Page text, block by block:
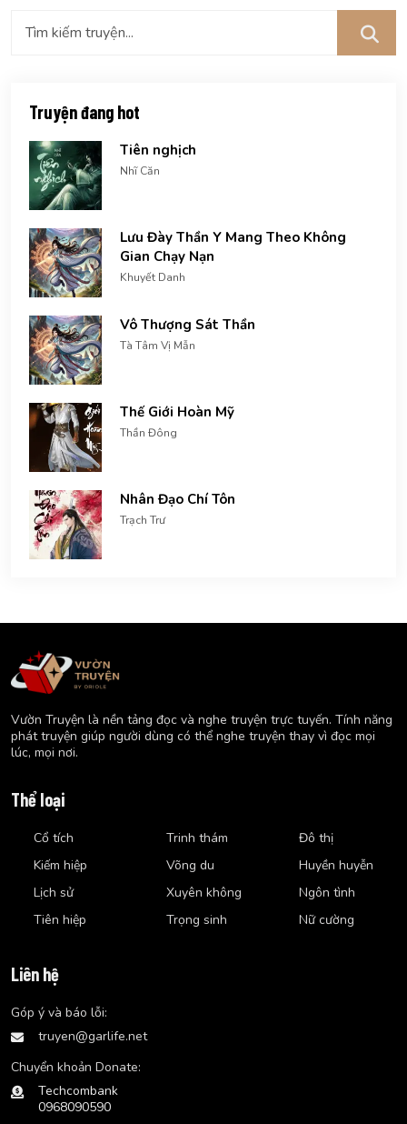
Truyện đang hot
Tiên nghịch
Nhĩ Căn
Lưu Đày Thần Y Mang Theo Không
Gian Chạy Nạn
Khuyết Danh
Vô Thượng Sát Thần
Tà Tâm Vị Mẫn
Thế Giới Hoàn Mỹ
Thần Đông
Nhân Đạo Chí Tôn
Trạch Trư
Vườn Truyện là nền tảng đọc và nghe truyện trực tuyến. Tính năng
phát truyện giúp người dùng có thể nghe truyện thay vì đọc mọi
lúc, mọi nơi.
Thể loại
Cổ tích
Kiếm hiệp
Lịch sử
Tiên hiệp
Trinh thám
Võng du
Xuyên không
Trọng sinh
Đô thị
Huyền huyễn
Ngôn tình
Nữ cường
Liên hệ
Góp ý và báo lỗi:
truyen@garlife.net
Chuyển khoản Donate:
Techcombank
0968090590